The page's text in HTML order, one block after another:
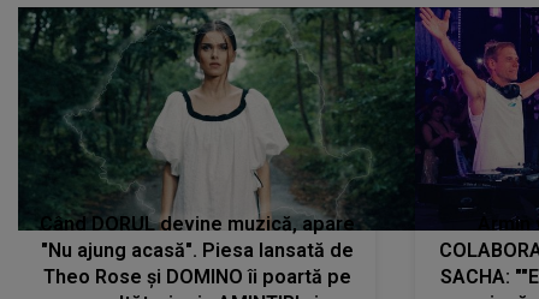
Când DORUL devine muzică, apare
"Nu ajung acasă". Piesa lansată de
Theo Rose și DOMINO îi poartă pe
SACHA: